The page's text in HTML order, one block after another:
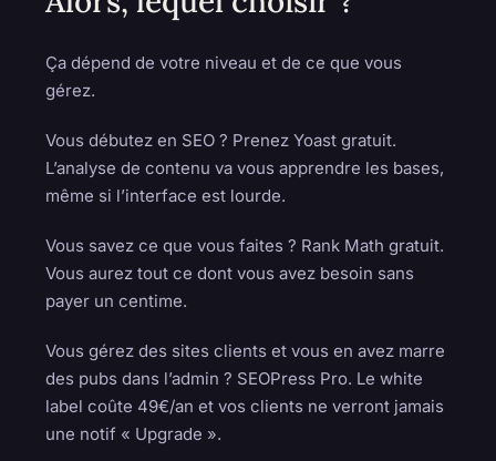
Ça dépend de votre niveau et de ce que vous
gérez.
Vous débutez en SEO ? Prenez Yoast gratuit.
L’analyse de contenu va vous apprendre les bases,
même si l’interface est lourde.
Vous savez ce que vous faites ? Rank Math gratuit.
Vous aurez tout ce dont vous avez besoin sans
payer un centime.
Vous gérez des sites clients et vous en avez marre
des pubs dans l’admin ? SEOPress Pro. Le white
label coûte 49€/an et vos clients ne verront jamais
une notif « Upgrade ».